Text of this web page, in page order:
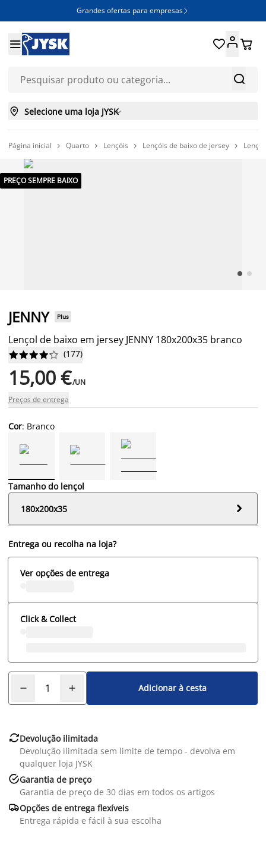
Grandes ofertas para empresas 


 
 Selecione uma loja JYSK
Página inicial  Quarto  Lençóis  Lençóis de baixo de jersey 
PREÇO SEMPRE BAIXO
JENNY Plus
Lençol de baixo em jersey JENNY 180x200x35 branco





 (177)
15,00 €/UN
Preços de entrega
Cor: Branco
Tamanho do lençol
180x200x35

Entrega ou recolha na loja?
Ver opções de entrega
Click & Collect
Adicionar à cesta
Devolução ilimitada
Devolução ilimitada sem limite de tempo - devolva em
qualquer loja JYSK
Garantia de preço
Garantia de preço de 30 dias em todos os artigos
Opções de entrega flexíveis
Entrega rápida e fácil à sua escolha